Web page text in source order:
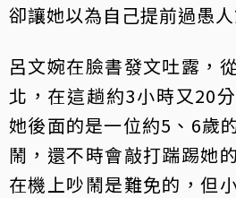
卻讓她以為自己提前過愚人
呂文婉在臉書發文吐露，
北，在這趟約3小時又20
她後面的是一位約5、6歲
鬧，還不時會敲打踹踢她
在機上吵鬧是難免的，但